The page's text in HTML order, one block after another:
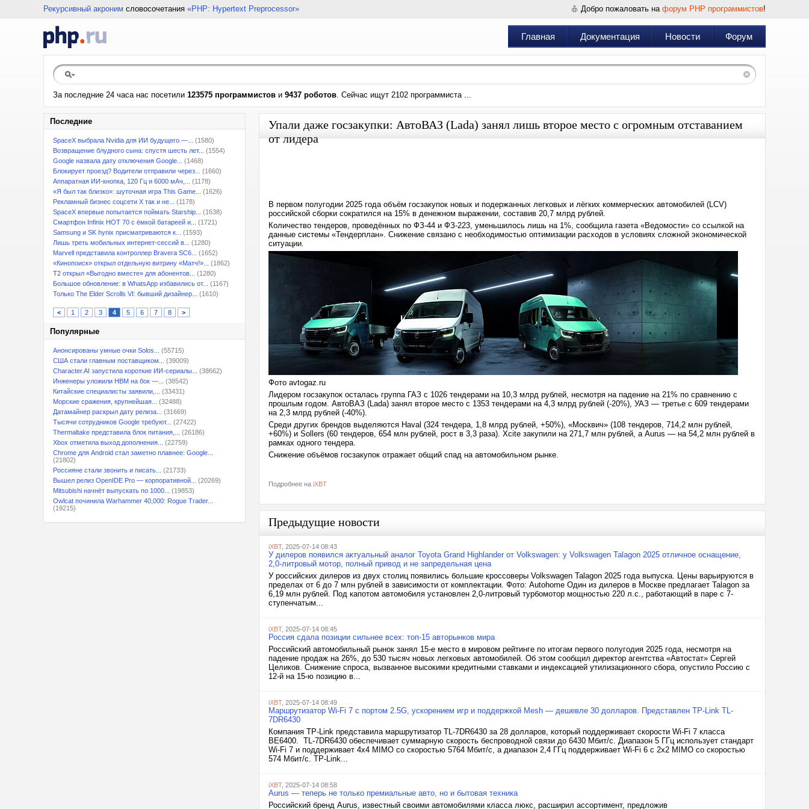
Рекурсивный акроним словосочетания «PHP: Hypertext Preprocessor» Добро пожаловать на форум PHP программистов!
Главная Документация Новости Форум
За последние 24 часа нас посетили 123575 программистов и 9437 роботов. Сейчас ищут 2102 программиста ...
Последние
SpaceX выбрала Nvidia для ИИ будущего —...
(1580)
Возвращение блудного сына: спустя шесть лет...
(1554)
Google назвала дату отключения Google...
(1468)
Блокирует проезд? Водители отправили через...
(1660)
Аппаратная ИИ-кнопка, 120 Гц и 6000 мАч,...
(1178)
«Я был так близко»: шуточная игра This Game...
(1626)
Рекламный бизнес соцсети X так и не...
(1178)
SpaceX впервые попытается поймать Starship...
(1638)
Смартфон Infinix HOT 70 с ёмкой батареей и...
(1721)
Samsung и SK hynix присматриваются к...
(1593)
Лишь треть мобильных интернет-сессий в...
(1280)
Marvell представила контроллер Bravera SC6...
(1652)
«Кинопоиск» открыл отдельную витрину «Матч!»...
(1862)
T2 открыл «Выгодно вместе» для абонентов...
(1280)
Большое обновление: в WhatsApp избавились от...
(1167)
Только The Elder Scrolls VI: бывший дизайнер...
(1610)
< 1 2 3 4 5 6 7 8 >
Популярные
Анонсированы умные очки Solos...
(55715)
США стали главным поставщиком...
(39009)
Character.AI запустила короткие ИИ-сериалы...
(38662)
Инженеры уложили HBM на бок —...
(38542)
Китайские специалисты заявили,...
(33431)
Морские сражения, крупнейшая...
(32488)
Датамайнер раскрыл дату релиза...
(31669)
Тысячи сотрудников Google требуют...
(27422)
Thermaltake представила блок питания,...
(26186)
Xbox отметила выход дополнения...
(22759)
Chrome для Android стал заметно плавнее: Google...
(21802)
Россияне стали звонить и писать...
(21733)
Вышел релиз OpenIDE Pro — корпоративной...
(20269)
Mitsubishi начнёт выпускать по 1000...
(19853)
Owlcat починила Warhammer 40,000: Rogue Trader...
(19215)
Упали даже госзакупки: АвтоВАЗ (Lada) занял лишь второе место с огромным отставанием
от лидера
В первом полугодии 2025 года объём госзакупок новых и подержанных легковых и лёгких коммерческих автомобилей (LCV)
российской сборки сократился на 15% в денежном выражении, составив 20,7 млрд рублей.
Количество тендеров, проведённых по ФЗ-44 и ФЗ-223, уменьшилось лишь на 1%, сообщила газета «Ведомости» со ссылкой на
данные системы «Тендерплан». Снижение связано с необходимостью оптимизации расходов в условиях сложной экономической
ситуации.
Фото avtogaz.ru
Лидером госзакупок осталась группа ГАЗ с 1026 тендерами на 10,3 млрд рублей, несмотря на падение на 21% по сравнению с
прошлым годом. АвтоВАЗ (Lada) занял второе место с 1353 тендерами на 4,3 млрд рублей (-20%), УАЗ — третье с 609 тендерами
на 2,3 млрд рублей (-40%).
Среди других брендов выделяются Haval (324 тендера, 1,8 млрд рублей, +50%), «Москвич» (108 тендеров, 714,2 млн рублей,
+60%) и Sollers (60 тендеров, 654 млн рублей, рост в 3,3 раза). Xcite закупили на 271,7 млн рублей, а Aurus — на 54,2 млн рублей в
рамках одного тендера.
Снижение объёмов госзакупок отражает общий спад на автомобильном рынке.
Подробнее на iXBT
Предыдущие новости
iXBT, 2025-07-14 08:43
У дилеров появился актуальный аналог Toyota Grand Highlander от Volkswagen: у Volkswagen Talagon 2025 отличное оснащение,
2,0-литровый мотор, полный привод и не запредельная цена
У российских дилеров из двух столиц появились большие кроссоверы Volkswagen Talagon 2025 года выпуска. Цены варьируются в
пределах от 6 до 7 млн рублей в зависимости от комплектации. Фото: Autohome Один из дилеров в Москве предлагает Talagon за
6,19 млн рублей. Под капотом автомобиля установлен 2,0-литровый турбомотор мощностью 220 л.с., работающий в паре с 7-
ступенчатым...
iXBT, 2025-07-14 08:45
Россия сдала позиции сильнее всех: топ-15 авторынков мира
Российский автомобильный рынок занял 15-е место в мировом рейтинге по итогам первого полугодия 2025 года, несмотря на
падение продаж на 26%, до 530 тысяч новых легковых автомобилей. Об этом сообщил директор агентства «Автостат» Сергей
Целиков. Снижение спроса, вызванное высокими кредитными ставками и индексацией утилизационного сбора, опустило Россию с
12-й на 15-ю позицию в...
iXBT, 2025-07-14 08:49
Маршрутизатор Wi-Fi 7 с портом 2.5G, ускорением игр и поддержкой Mesh — дешевле 30 долларов. Представлен TP-Link TL-
7DR6430
Компания TP-Link представила маршрутизатор TL-7DR6430 за 28 долларов, который поддерживает скорости Wi-Fi 7 класса
BE6400. TL-7DR6430 обеспечивает суммарную скорость беспроводной связи до 6430 Мбит/с. Диапазон 5 ГГц использует стандарт
Wi-Fi 7 и поддерживает 4х4 MIMO со скоростью 5764 Мбит/с, а диапазон 2,4 ГГц поддерживает Wi-Fi 6 с 2х2 MIMO со скоростью
574 Мбит/с. TP-Link...
iXBT, 2025-07-14 08:58
Aurus — теперь не только премиальные авто, но и бытовая техника
Российский бренд Aurus, известный своими автомобилями класса люкс, расширил ассортимент, предложив